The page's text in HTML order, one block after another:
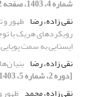
شماره 4، 1403، صفحه 2-3]
نقی زاده، رضا ظهور و
رویکردهای هریک با
ایستایی به سمت پویایی
نقی زاده، رضا بنیا
[دوره 2، شماره 5، 1403، صفحه 2-4]
نقی زاده، محمد ظهور